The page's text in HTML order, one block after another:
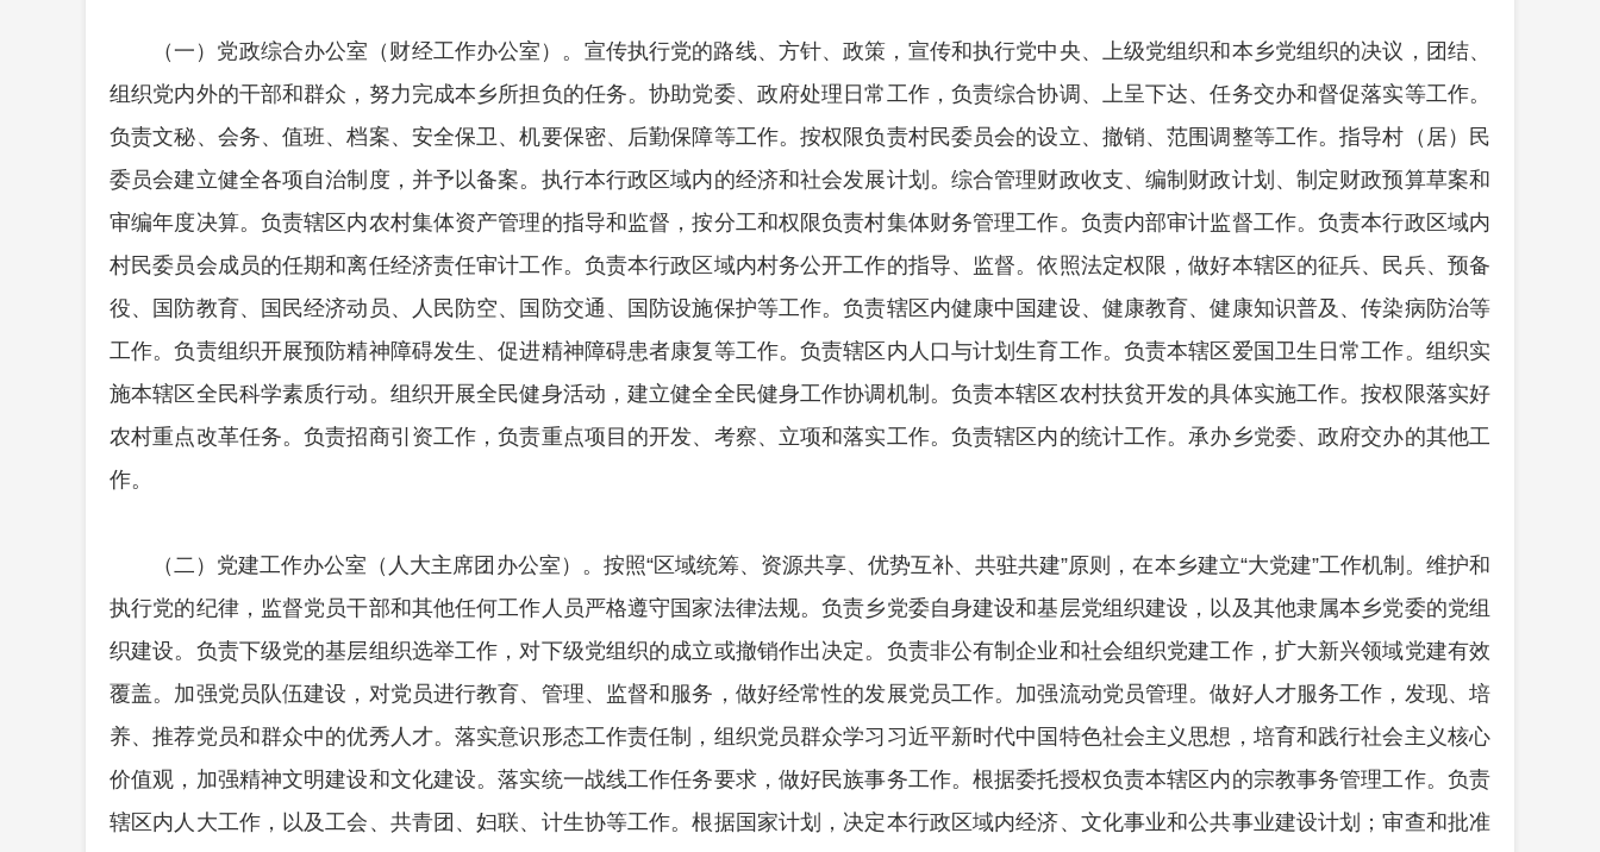
（一）党政综合办公室（财经工作办公室）。宣传执行党的路线、方针、政策，宣传和执行党中央、上级党组织和本乡党组织的决议，团结、
组织党内外的干部和群众，努力完成本乡所担负的任务。协助党委、政府处理日常工作，负责综合协调、上呈下达、任务交办和督促落实等工作。
负责文秘、会务、值班、档案、安全保卫、机要保密、后勤保障等工作。按权限负责村民委员会的设立、撤销、范围调整等工作。指导村（居）民
委员会建立健全各项自治制度，并予以备案。执行本行政区域内的经济和社会发展计划。综合管理财政收支、编制财政计划、制定财政预算草案和
审编年度决算。负责辖区内农村集体资产管理的指导和监督，按分工和权限负责村集体财务管理工作。负责内部审计监督工作。负责本行政区域内
村民委员会成员的任期和离任经济责任审计工作。负责本行政区域内村务公开工作的指导、监督。依照法定权限，做好本辖区的征兵、民兵、预备
役、国防教育、国民经济动员、人民防空、国防交通、国防设施保护等工作。负责辖区内健康中国建设、健康教育、健康知识普及、传染病防治等
工作。负责组织开展预防精神障碍发生、促进精神障碍患者康复等工作。负责辖区内人口与计划生育工作。负责本辖区爱国卫生日常工作。组织实
施本辖区全民科学素质行动。组织开展全民健身活动，建立健全全民健身工作协调机制。负责本辖区农村扶贫开发的具体实施工作。按权限落实好
农村重点改革任务。负责招商引资工作，负责重点项目的开发、考察、立项和落实工作。负责辖区内的统计工作。承办乡党委、政府交办的其他工
作。
（二）党建工作办公室（人大主席团办公室）。按照“区域统筹、资源共享、优势互补、共驻共建”原则，在本乡建立“大党建”工作机制。维护和
执行党的纪律，监督党员干部和其他任何工作人员严格遵守国家法律法规。负责乡党委自身建设和基层党组织建设，以及其他隶属本乡党委的党组
织建设。负责下级党的基层组织选举工作，对下级党组织的成立或撤销作出决定。负责非公有制企业和社会组织党建工作，扩大新兴领域党建有效
覆盖。加强党员队伍建设，对党员进行教育、管理、监督和服务，做好经常性的发展党员工作。加强流动党员管理。做好人才服务工作，发现、培
养、推荐党员和群众中的优秀人才。落实意识形态工作责任制，组织党员群众学习习近平新时代中国特色社会主义思想，培育和践行社会主义核心
价值观，加强精神文明建设和文化建设。落实统一战线工作任务要求，做好民族事务工作。根据委托授权负责本辖区内的宗教事务管理工作。负责
辖区内人大工作，以及工会、共青团、妇联、计生协等工作。根据国家计划，决定本行政区域内经济、文化事业和公共事业建设计划；审查和批准